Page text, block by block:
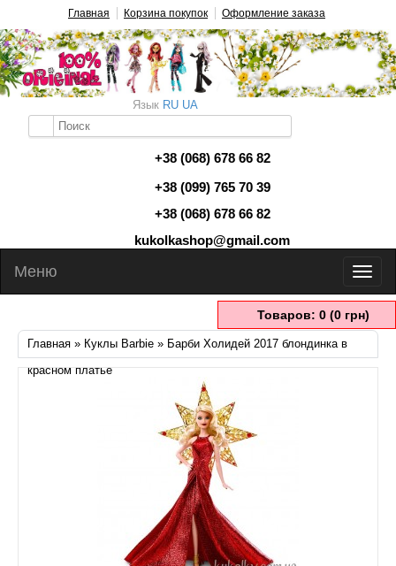
Главная Корзина покупок Оформление заказа
Язык RU UA
Товаров: 0 (0 грн)
+38 (068) 678 66 82
+38 (099) 765 70 39
+38 (068) 678 66 82
kukolkashop@gmail.com
Меню
Главная » Куклы Barbie » Барби Холидей 2017 блондинка в
красном платье